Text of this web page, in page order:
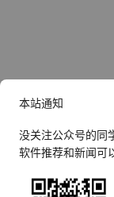
登录
本站通知
没关注公众号的同
软件推荐和新闻可